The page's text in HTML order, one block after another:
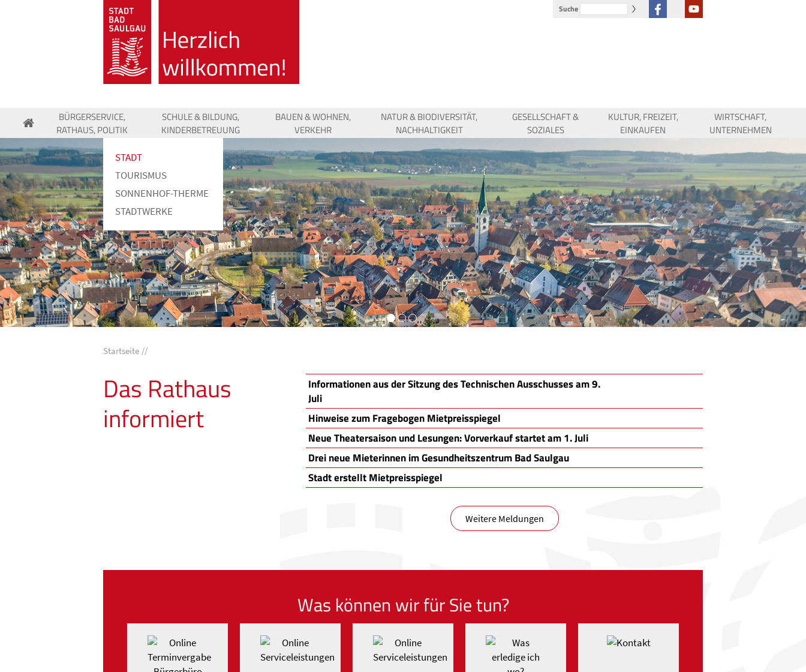
Suche
BÜRGERSERVICE,
RATHAUS, POLITIK
SCHULE & BILDUNG,
KINDERBETREUUNG
BAUEN & WOHNEN,
VERKEHR
NATUR & BIODIVERSITÄT,
NACHHALTIGKEIT
GESELLSCHAFT &
SOZIALES
KULTUR, FREIZEIT,
EINKAUFEN
WIRTSCHAFT,
UNTERNEHMEN
STADT
TOURISMUS
SONNENHOF-THERME
STADTWERKE
Startseite
Das Rathaus
informiert
Informationen aus der Sitzung des Technischen Ausschusses am 9.
Juli
Hinweise zum Fragebogen Mietpreisspiegel
Neue Theatersaison und Lesungen: Vorverkauf startet am 1. Juli
Drei neue Mieterinnen im Gesundheitszentrum Bad Saulgau
Stadt erstellt Mietpreisspiegel
Weitere Meldungen
Was können wir für Sie tun?